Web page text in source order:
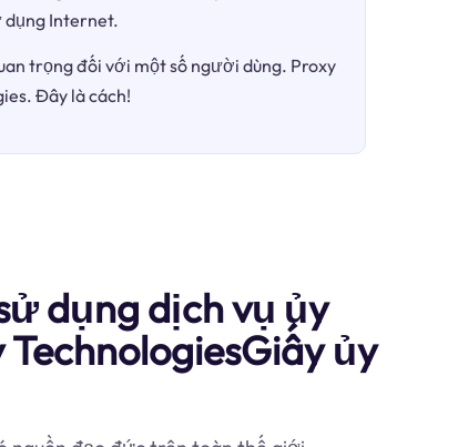
dụng Internet.
trọng đối với một số người dùng. Proxy
Đây là cách!
dụng dịch vụ ủy
TechnologiesGiấy ủy